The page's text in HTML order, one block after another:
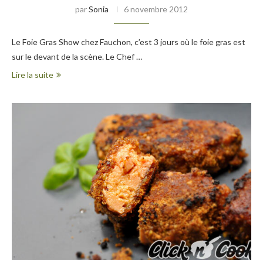
parSonia 6 novembre 2012
Le Foie Gras Show chez Fauchon, c’est 3 jours où le foie gras est
sur le devant de la scène. Le Chef …
Lire la suite